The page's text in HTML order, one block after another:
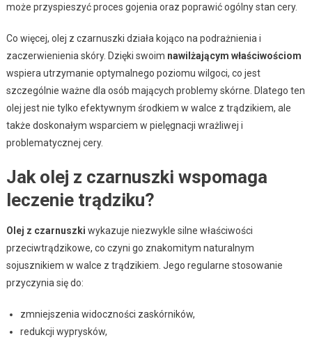
może przyspieszyć proces gojenia oraz poprawić ogólny stan cery.
Co więcej, olej z czarnuszki działa kojąco na podrażnienia i
zaczerwienienia skóry. Dzięki swoim nawilżającym właściwościom
wspiera utrzymanie optymalnego poziomu wilgoci, co jest
szczególnie ważne dla osób mających problemy skórne. Dlatego ten
olej jest nie tylko efektywnym środkiem w walce z trądzikiem, ale
także doskonałym wsparciem w pielęgnacji wrażliwej i
problematycznej cery.
Jak olej z czarnuszki wspomaga
leczenie trądziku?
Olej z czarnuszki wykazuje niezwykle silne właściwości
przeciwtrądzikowe, co czyni go znakomitym naturalnym
sojusznikiem w walce z trądzikiem. Jego regularne stosowanie
przyczynia się do:
zmniejszenia widoczności zaskórników,
redukcji wyprysków,